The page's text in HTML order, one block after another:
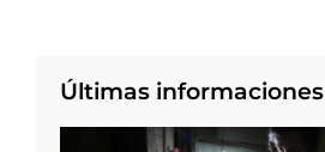
Últimas informaciones